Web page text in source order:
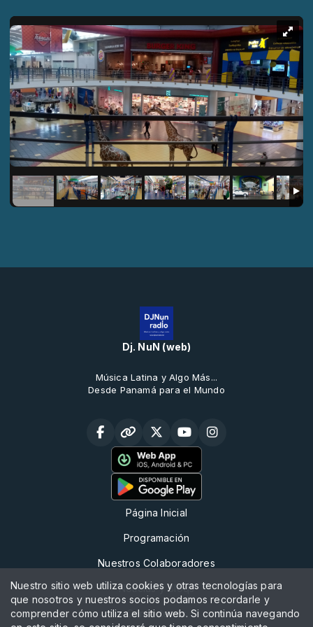
Dj. NuN (web)
Música Latina y Algo Más...
Desde Panamá para el Mundo
Página Inicial
Programación
Nuestros Colaboradores
Noticias y Bloqs
Contáctenos
Nuestro sitio web utiliza cookies y otras tecnologías para
que nosotros y nuestros socios podamos recordarle y
comprender cómo utiliza el sitio web. Si continúa navegando